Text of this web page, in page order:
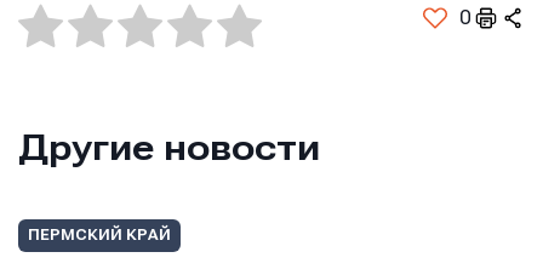
0
Другие новости
ПЕРМСКИЙ КРАЙ